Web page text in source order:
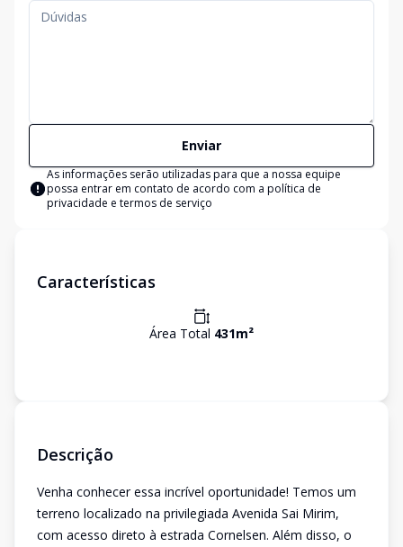
Enviar
As informações serão utilizadas para que a nossa equipe
possa entrar em contato de acordo com a política de
privacidade e termos de serviço
Características
Área Total 431m²
Descrição
Venha conhecer essa incrível oportunidade! Temos um
terreno localizado na privilegiada Avenida Sai Mirim,
com acesso direto à estrada Cornelsen. Além disso, o